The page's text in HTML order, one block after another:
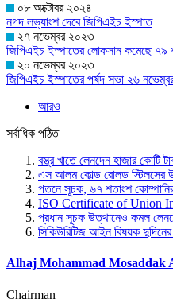
০৮ অক্টোবর ২০২৪
নগদ লভ্যাংশ দেবে জিপিএইচ ইস্পাত
২৭ নভেম্বর ২০২৩
জিপিএইচ ইস্পাতের লোকসান কমেছে ৭৯
২০ নভেম্বর ২০২৩
জিপিএইচ ইস্পাতের পর্ষদ সভা ২৬
আরও
সর্বাধিক পঠিত
বস্ত্র খাতে লেনদেন হাজার কোটি
এস আলম কোল্ড রোলড স্টিলসের
পতনে সূচক, ৬৭ শতাংশ
ISO Certificate of Union
প্রধান সূচক উত্থানেও কমল
সিকিউরিটিজ আইন বিষয়ক
Alhaj Mohammad Mosaddak
Chairman